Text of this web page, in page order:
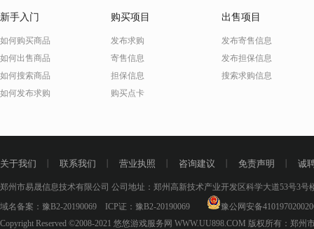
新手入门
如何购买商品
如何出售商品
如何搜索商品
如何发布求购
购买项目
发布求购
寄售信息
担保信息
购买点卡
出售项目
发布寄售信息
发布担保信息
搜索求购信息
关于我们 联系我们 营业执照 咨询建议 免责声明 诚
郑州市易晟信息技术有限公司 公司地址：郑州高新技术产业开发区科学大道53号3号
域名备案： 豫B2-20190069 ICP证： 豫B2-20190069
豫公网安备
Copyright Reserved ©2008-2021 悠悠游戏服务网 WWW.UU898.COM 版权所有：郑州